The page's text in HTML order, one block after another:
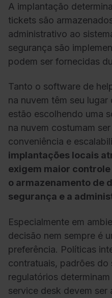
A implantação
tickets são
administrativo ao
segurança são
podem ser fornecidas
Tanto o software de
na nuvem têm seu
estão escolhendo uma
na nuvem costumam
conveniência e
implantações locais
exigem maior
o armazenamento de
segurança e a
Especialmente em
decisão nem sempre é
preferência. Políticas
contratuais, padrões do
regulatórios
service desk devem ser